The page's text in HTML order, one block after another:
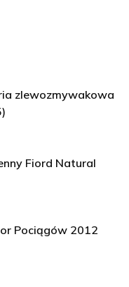
zlewozmywakowa
Fiord Natural
Pociągów 2012